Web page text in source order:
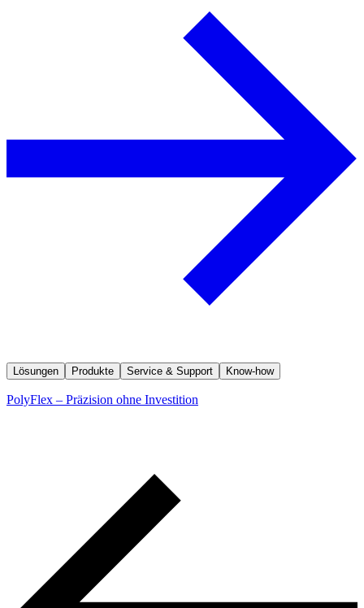
Lösungen Produkte Service & Support Know-how
PolyFlex – Präzision ohne Investition